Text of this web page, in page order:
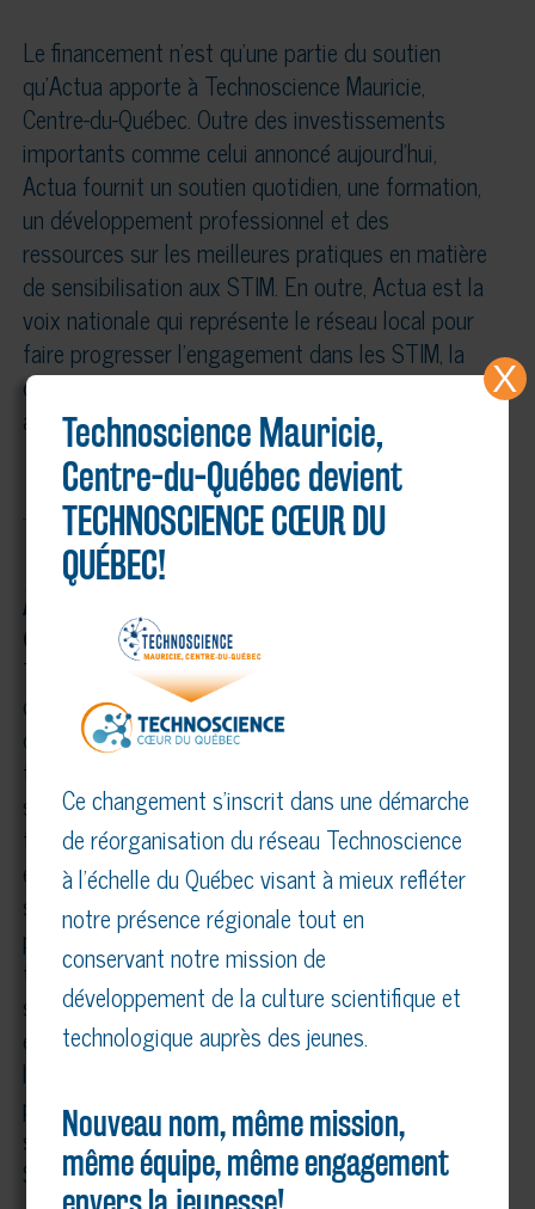
Le financement n’est qu’une partie du soutien
qu’Actua apporte à Technoscience Mauricie,
Centre-du-Québec. Outre des investissements
importants comme celui annoncé aujourd’hui,
Actua fournit un soutien quotidien, une formation,
un développement professionnel et des
ressources sur les meilleures pratiques en matière
de sensibilisation aux STIM. En outre, Actua est la
voix nationale qui représente le réseau local pour
faire progresser l’engagement dans les STIM, la
diversité et l’inclusion dans la culture scientifique
au Canada.
À propos de Technoscience Mauricie, Centre-du-
Québec
Technoscience Mauricie, Centre-du-Québec est un
organisme à but non lucratif dont la mission est
de faire la promotion de la science et des
technologies, principalement auprès des jeunes. Il
stimule et transmet la passion des sciences, de la
technologie et de l’innovation chez les jeunes tout
en encourageant l’émergence d’une relève
scientifique. Technoscience offre notamment les
programmes suivants : Expo-sciences, Défis
technologiques, Les Débrouillards – Animations
scientifiques et Les Innovateurs à l’école. Il assure
également la gestion du programme Génitrucs et
la diffusion de plusieurs trousses et animations
pédagogiques en science pour le primaire et le
secondaire.
Site :technoscience-mcq.ca
Technoscience Mauricie,
Centre-du-Québec devient
TECHNOSCIENCE CŒUR DU
QUÉBEC!
Ce changement s’inscrit dans une démarche
de réorganisation du réseau Technoscience
à l’échelle du Québec visant à mieux refléter
notre présence régionale tout en
conservant notre mission de
développement de la culture scientifique et
technologique auprès des jeunes.
Nouveau nom, même mission,
même équipe, même engagement
X